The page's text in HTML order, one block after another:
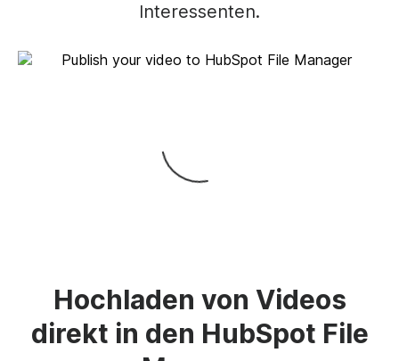
Interessenten.
Hochladen von Videos
direkt in den HubSpot File